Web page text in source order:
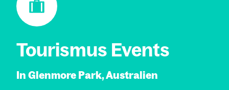
Tourismus Events
In Glenmore Park, Australien